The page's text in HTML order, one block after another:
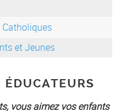
et Jeunes
ÉDUCATEURS
vous aimez vos enfants